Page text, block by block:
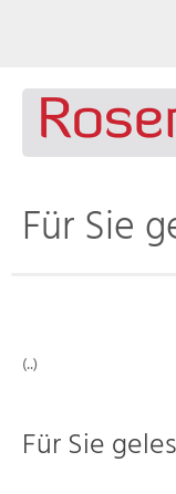
Für Sie
(..)
Für Sie